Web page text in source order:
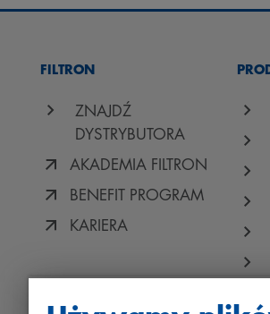
FILTRON
ZNAJDŹ
DYSTRYBUTORA
AKADEMIA FILTRON
BENEFIT PROGRAM
KARIERA